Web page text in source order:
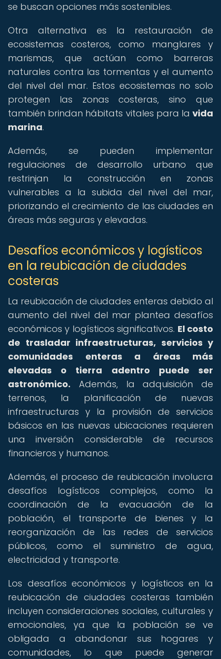
se buscan opciones más sostenibles.
Otra alternativa es la restauración de
ecosistemas costeros, como manglares y
marismas, que actúan como barreras
naturales contra las tormentas y el aumento
del nivel del mar. Estos ecosistemas no solo
protegen las zonas costeras, sino que
también brindan hábitats vitales para la vida
marina.
Además, se pueden implementar
regulaciones de desarrollo urbano que
restrinjan la construcción en zonas
vulnerables a la subida del nivel del mar,
priorizando el crecimiento de las ciudades en
áreas más seguras y elevadas.
Desafíos económicos y logísticos
en la reubicación de ciudades
costeras
La reubicación de ciudades enteras debido al
aumento del nivel del mar plantea desafíos
económicos y logísticos significativos. El costo
de trasladar infraestructuras, servicios y
comunidades enteras a áreas más
elevadas o tierra adentro puede ser
astronómico. Además, la adquisición de
terrenos, la planificación de nuevas
infraestructuras y la provisión de servicios
básicos en las nuevas ubicaciones requieren
una inversión considerable de recursos
financieros y humanos.
Además, el proceso de reubicación involucra
desafíos logísticos complejos, como la
coordinación de la evacuación de la
población, el transporte de bienes y la
reorganización de las redes de servicios
públicos, como el suministro de agua,
electricidad y transporte.
Los desafíos económicos y logísticos en la
reubicación de ciudades costeras también
incluyen consideraciones sociales, culturales y
emocionales, ya que la población se ve
obligada a abandonar sus hogares y
comunidades, lo que puede generar